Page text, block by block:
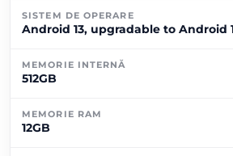
SISTEM DE OPERARE
Android 13, upgradable to Android
MEMORIE INTERNĂ
512GB
MEMORIE RAM
12GB